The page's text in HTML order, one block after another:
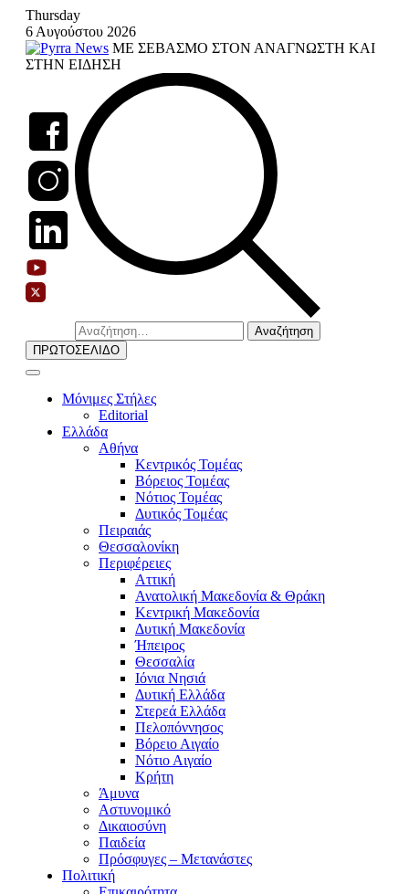
Skip
content
Thursday
6 Αυγούστου 2026
ΜΕ ΣΕΒΑΣΜΟ ΣΤΟΝ ΑΝΑΓΝΩΣΤΗ ΚΑΙ
ΣΤΗΝ ΕΙΔΗΣΗ
Αναζήτηση
για:
ΠΡΩΤΟΣΕΛΙΔΟ
Μόνιμες Στήλες
Editorial
Ελλάδα
Αθήνα
Κεντρικός Τομέας
Βόρειος Τομέας
Νότιος Τομέας
Δυτικός Τομέας
Πειραιάς
Θεσσαλονίκη
Περιφέρειες
Αττική
Ανατολική Μακεδονία & Θράκη
Κεντρική Μακεδονία
Δυτική Μακεδονία
Ήπειρος
Θεσσαλία
Ιόνια Νησιά
Δυτική Ελλάδα
Στερεά Ελλάδα
Πελοπόννησος
Βόρειο Αιγαίο
Νότιο Αιγαίο
Κρήτη
Άμυνα
Αστυνομικό
Δικαιοσύνη
Παιδεία
Πρόσφυγες – Μετανάστες
Πολιτική